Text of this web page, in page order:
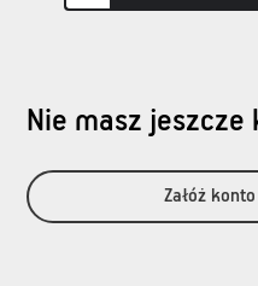
Nie masz jeszcze
Załóż konto